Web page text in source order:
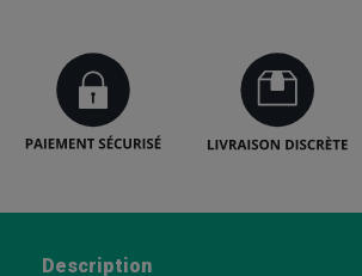
Description